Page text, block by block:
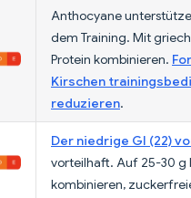
Anthocyane
dem Training. Mit
Protein kombinieren.
Kirschen
reduzieren.
Der niedrige GI (22)
vorteilhaft. Auf 25-30 g
kombinieren,